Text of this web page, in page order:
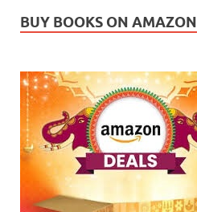
BUY BOOKS ON AMAZON